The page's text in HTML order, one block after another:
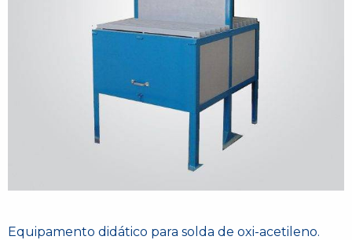
Equipamento didático para solda de oxi-acetileno.